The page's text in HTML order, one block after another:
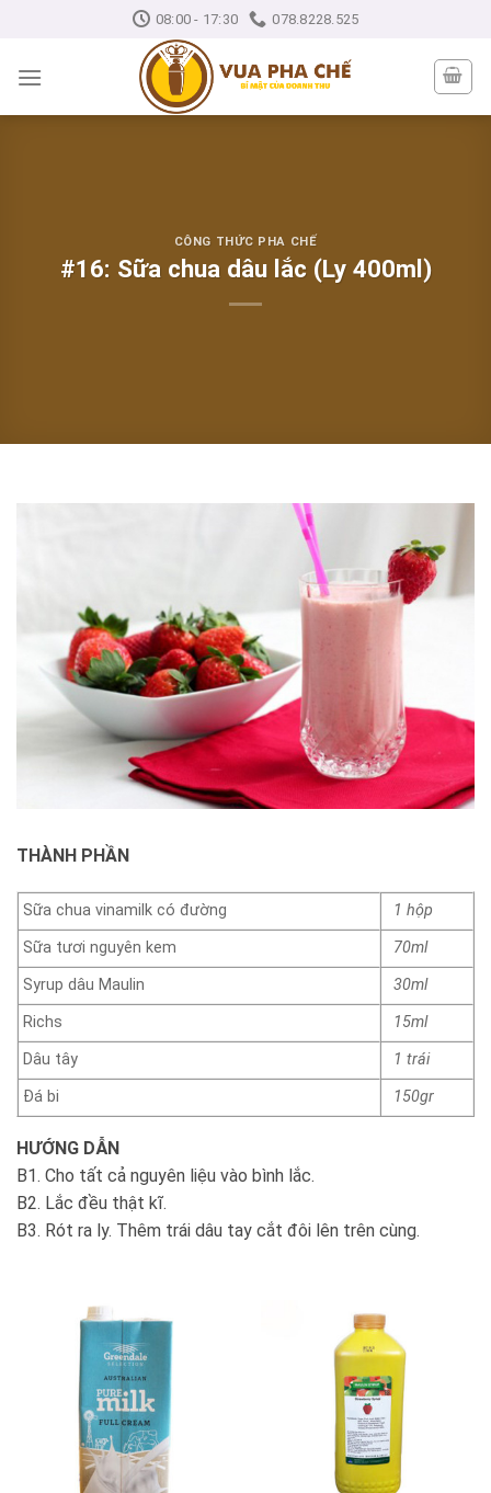
content
08:00 - 17:30 078.8228.525
CÔNG THỨC PHA CHẾ
#16: Sữa chua dâu lắc (Ly 400ml)
THÀNH PHẦN
Sữa chua vinamilk có đường
1 hộp
Sữa tươi nguyên kem
70ml
Syrup dâu Maulin
30ml
Richs
15ml
Dâu tây
1 trái
Đá bi
150gr
HƯỚNG DẪN
B1. Cho tất cả nguyên liệu vào bình lắc.
B2. Lắc đều thật kĩ.
B3. Rót ra ly. Thêm trái dâu tay cắt đôi lên trên cùng.